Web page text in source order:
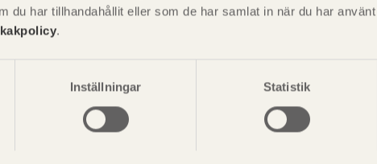
du har tillhandahållit eller som de har samlat in när du har
kakpolicy.
Inställningar Statistik